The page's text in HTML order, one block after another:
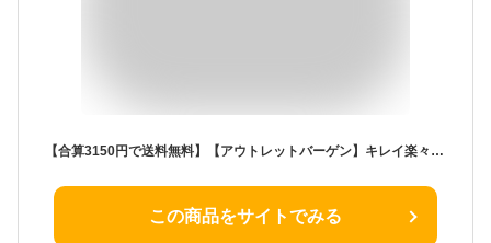
【合算3150円で送料無料】【アウトレットバーゲン】キレイ楽々 トイレクリーナー 30枚入※※
この商品をサイトでみる